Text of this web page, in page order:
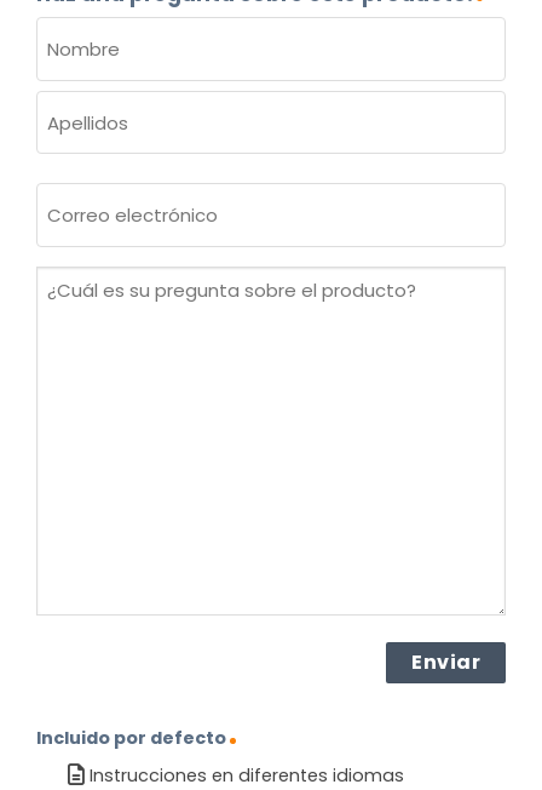
(OBLIGATORIO)
Nombre
electrónico
¿Cuál
Incluido por defecto
Instrucciones en diferentes idiomas